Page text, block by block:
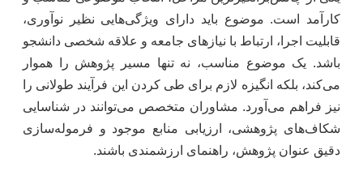
کارآمد است. موضوع باید دارای ویژگی‌هایی نظیر نوآوری،
قابلیت اجرا، ارتباط با نیازهای جامعه و علاقه شخصی دانشجو
باشد. یک موضوع مناسب، نه تنها مسیر پژوهش را هموار
می‌کند، بلکه انگیزه لازم برای طی کردن این فرآیند طولانی را
نیز فراهم می‌آورد. مشاوران متخصص می‌توانند در شناسایی
شکاف‌های پژوهشی، ارزیابی منابع موجود و فرموله‌سازی
دقیق عنوان پژوهش، راهنمای ارزشمندی باشند.